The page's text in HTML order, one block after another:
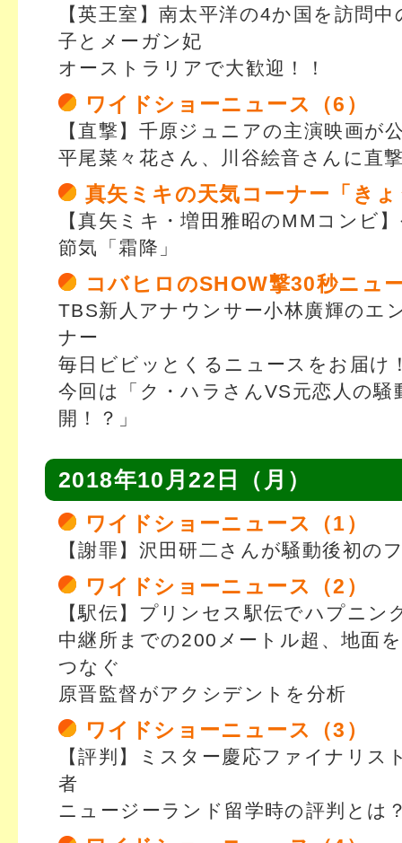
【英王室】南太平洋の4か国を訪問
子とメーガン妃
オーストラリアで大歓迎！！
ワイドショーニュース（6）
【直撃】千原ジュニアの主演映画が
平尾菜々花さん、川谷絵音さんに直
真矢ミキの天気コーナー「き
【真矢ミキ・増田雅昭のMMコンビ
節気「霜降」
コバヒロのSHOW撃30秒ニュ
TBS新人アナウンサー小林廣輝のエ
ナー
毎日ビビッとくるニュースをお届け
今回は「ク・ハラさんVS元恋人の騒
開！？」
2018年10月22日（月）
ワイドショーニュース（1）
【謝罪】沢田研二さんが騒動後初の
ワイドショーニュース（2）
【駅伝】プリンセス駅伝でハプニン
中継所までの200メートル超、地面
つなぐ
原晋監督がアクシデントを分析
ワイドショーニュース（3）
【評判】ミスター慶応ファイナリス
者
ニュージーランド留学時の評判とは